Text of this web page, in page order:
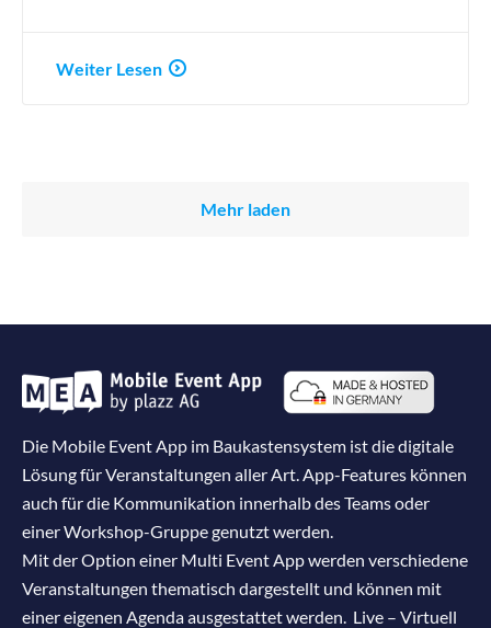
Weiter Lesen
Mehr laden
Die Mobile Event App im Baukastensystem ist die digitale
Lösung für Veranstaltungen aller Art. App-Features können
auch für die Kommunikation innerhalb des Teams oder
einer Workshop-Gruppe genutzt werden.
Mit der Option einer Multi Event App werden verschiedene
Veranstaltungen thematisch dargestellt und können mit
einer eigenen Agenda ausgestattet werden. Live – Virtuell